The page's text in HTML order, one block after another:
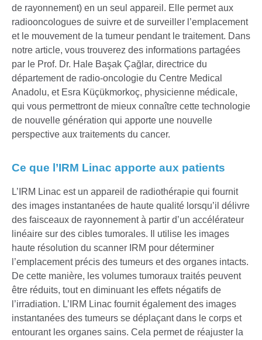
de rayonnement) en un seul appareil. Elle permet aux
radiooncologues de suivre et de surveiller l’emplacement
et le mouvement de la tumeur pendant le traitement. Dans
notre article, vous trouverez des informations partagées
par le Prof. Dr. Hale Başak Çağlar, directrice du
département de radio-oncologie du Centre Medical
Anadolu, et Esra Küçükmorkoç, physicienne médicale,
qui vous permettront de mieux connaître cette technologie
de nouvelle génération qui apporte une nouvelle
perspective aux traitements du cancer.
Ce que l’IRM Linac apporte aux patients
L’IRM Linac est un appareil de radiothérapie qui fournit
des images instantanées de haute qualité lorsqu’il délivre
des faisceaux de rayonnement à partir d’un accélérateur
linéaire sur des cibles tumorales. Il utilise les images
haute résolution du scanner IRM pour déterminer
l’emplacement précis des tumeurs et des organes intacts.
De cette manière, les volumes tumoraux traités peuvent
être réduits, tout en diminuant les effets négatifs de
l’irradiation. L’IRM Linac fournit également des images
instantanées des tumeurs se déplaçant dans le corps et
entourant les organes sains. Cela permet de réajuster la